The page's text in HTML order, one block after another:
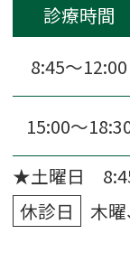
★土曜日
休診日
木
診療時間
8:45〜12:00
15:00〜